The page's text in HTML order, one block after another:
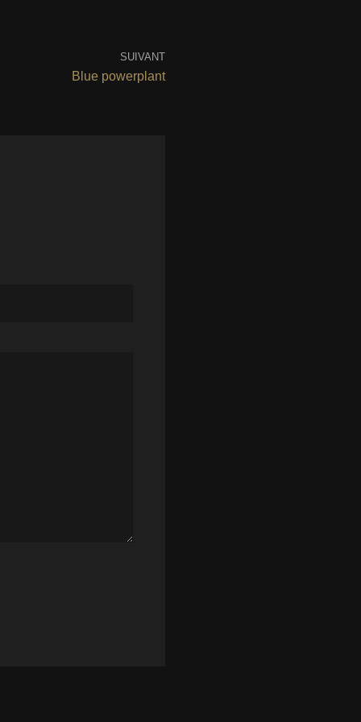
SUIVANT
Blue powerplant